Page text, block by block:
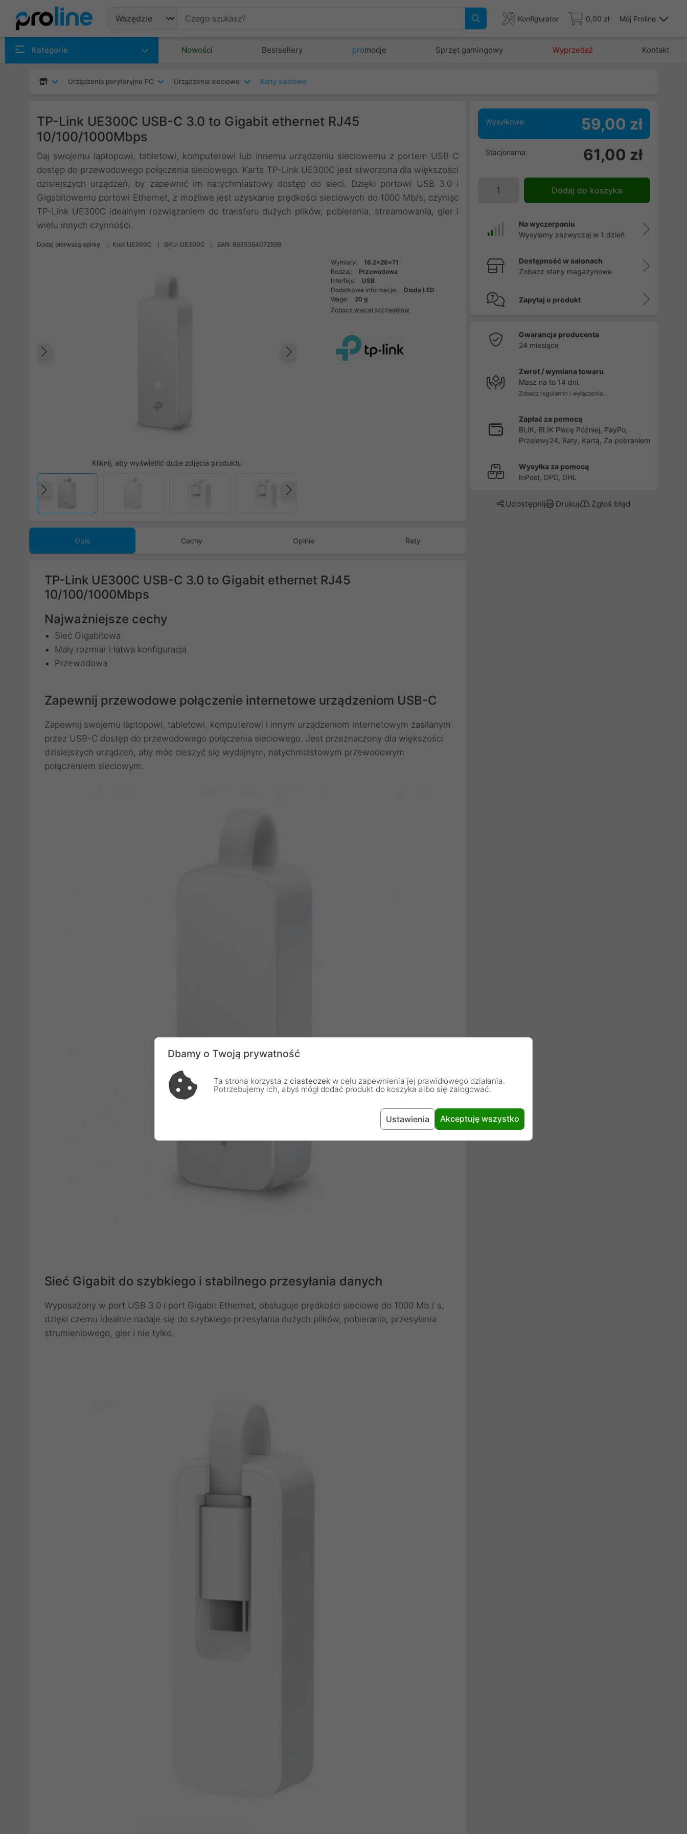
Konfigurator 0,00 zł Mój Proline
Kategorie Nowości Bestsellery promocje Sprzęt gamingowy Wyprzedaż Kontakt
Urządzenia peryferyjne PC Urządzenia sieciowe Karty sieciowe
TP-Link UE300C USB-C 3.0 to Gigabit ethernet RJ45
10/100/1000Mbps
Daj swojemu laptopowi, tabletowi, komputerowi lub innemu urządzeniu sieciowemu z portem USB C
dostęp do przewodowego połączenia sieciowego. Karta TP-Link UE300C jest stworzona dla większości
dzisiejszych urządzeń, by zapewnić im natychmiastowy dostęp do sieci. Dzięki portowi USB 3.0 i
Gigabitowemu portowi Ethernet, z możliwe jest uzyskanie prędkości sieciowych do 1000 Mb/s, czyniąc
TP-Link UE300C idealnym rozwiązaniem do transferu dużych plików, pobierania, streamowania, gier i
wielu innych czynności.
Dodaj pierwszą opinię Kod: UE300C SKU: UE300C EAN: 6935364072599
Następny
Kliknij, aby wyświetlić duże zdjęcia produktu
Poprzedni
Wymiary:
16.2x26x71
Rodzaj:
Przewodowa
Interfejs:
USB
Dodatkowe informacje:
Dioda LED
Waga:
20 g
Zobacz więcej szczegółów
Opis Cechy Opinie Raty
TP-Link UE300C USB-C 3.0 to Gigabit ethernet RJ45
10/100/1000Mbps
Najważniejsze cechy
Sieć Gigabitowa
Mały rozmiar i łatwa konfiguracja
Przewodowa
Zapewnij przewodowe połączenie internetowe urządzeniom USB-C
Zapewnij swojemu laptopowi, tabletowi, komputerowi i innym urządzeniom internetowym zasilanym
przez USB-C dostęp do przewodowego połączenia sieciowego. Jest przeznaczony dla większości
dzisiejszych urządzeń, aby móc cieszyć się wydajnym, natychmiastowym przewodowym
połączeniem sieciowym.
Sieć Gigabit do szybkiego i stabilnego przesyłania danych
Wyposażony w port USB 3.0 i port Gigabit Ethernet, obsługuje prędkości sieciowe do 1000 Mb / s,
dzięki czemu idealnie nadaje się do szybkiego przesyłania dużych plików, pobierania, przesyłania
strumieniowego, gier i nie tylko.
Wysyłkowa: 59,00 zł
Stacjonarna: 61,00 zł
Dodaj do koszyka
Na wyczerpaniu
Wysyłamy zazwyczaj w 1 dzień
Dostępność w salonach
Zobacz stany magazynowe
Zapytaj o produkt
Gwarancja producenta
24 miesiące
Zwrot / wymiana towaru
Masz na to 14 dni.
Zobacz regulamin i wyłączenia...
Zapłać za pomocą
BLIK, BLIK Płacę Później, PayPo,
Przelewy24, Raty, Kartą, Za pobraniem
Wysyłka za pomocą
InPost, DPD, DHL
Udostępnij Drukuj Zgłoś błąd
Dbamy o Twoją prywatność
Ta strona korzysta z ciasteczek w celu zapewnienia jej prawidłowego działania.
Potrzebujemy ich, abyś mógł dodać produkt do koszyka albo się zalogować.
Ustawienia Akceptuję wszystko